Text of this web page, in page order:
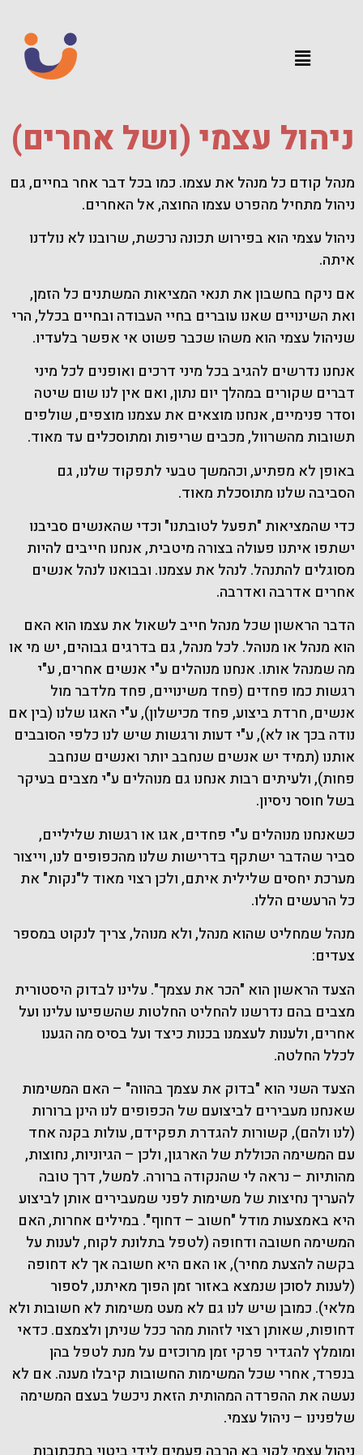
ניהול עצמי (ושל אחרים)
מנהל קודם כל מנהל את עצמו. כמו בכל דבר אחר בחיים, גם
ניהול מתחיל מהפרט עצמו החוצה, אל האחרים.
ניהול עצמי הוא בפירוש תכונה נרכשת, שרובנו לא נולדנו
איתה.
אם ניקח בחשבון את תנאי המציאות המשתנים כל הזמן,
ואת השינויים שאנו עוברים בחיי העבודה ובחיים בכלל, הרי
שניהול עצמי הוא משהו שכבר פשוט אי אפשר בלעדיו.
אנחנו נדרשים להגיב בכל מיני דרכים ואופנים לכל מיני
דברים שקורים במהלך יום נתון, ואם אין לנו שום שיטה
וסדר פנימיים, אנחנו מוצאים את עצמנו מוצפים, שולפים
תשובות מהשרוול, מכבים שריפות ומתוסכלים עד מאוד.
באופן לא מפתיע, וכהמשך טבעי לתפקוד שלנו, גם
הסביבה שלנו מתוסכלת מאוד.
כדי שהמציאות "תפעל לטובתנו" וכדי שהאנשים סביבנו
ישתפו איתנו פעולה בצורה מיטבית, אנחנו חייבים להיות
מסוגלים להתנהל. לנהל את עצמנו. ובבואנו לנהל אנשים
אחרים אדרבה ואדרבה.
הדבר הראשון שכל מנהל חייב לשאול את עצמו הוא האם
הוא מנהל או מנוהל. לכל מנהל, גם בדרגים גבוהים, יש מי או
מה שמנהל אותו. אנחנו מנוהלים ע"י אנשים אחרים, ע"י
רגשות כמו פחדים (פחד משינויים, פחד מלדבר מול
אנשים, חרדת ביצוע, פחד מכישלון), ע"י האגו שלנו (בין אם
נודה בכך או לא), ע"י דעות ורגשות שיש לנו כלפי הסובבים
אותנו (תמיד יש אנשים שנחבב יותר ואנשים שנחבב
פחות), ולעיתים רבות אנחנו גם מנוהלים ע"י מצבים בעיקר
בשל חוסר ניסיון.
כשאנחנו מנוהלים ע"י פחדים, אגו או רגשות שליליים,
סביר שהדבר ישתקף בדרישות שלנו מהכפופים לנו, וייצור
מערכת יחסים שלילית איתם, ולכן רצוי מאוד ל"נקות" את
כל הרעשים הללו.
מנהל שמחליט שהוא מנהל, ולא מנוהל, צריך לנקוט במספר
צעדים:
הצעד הראשון הוא "הכר את עצמך". עלינו לבדוק היסטורית
מצבים בהם נדרשנו להחליט החלטות שהשפיעו עלינו ועל
אחרים, ולענות לעצמנו בכנות כיצד ועל בסיס מה הגענו
לכלל החלטה.
הצעד השני הוא "בדוק את עצמך בהווה" – האם המשימות
שאנחנו מעבירים לביצועם של הכפופים לנו הינן ברורות
(לנו ולהם), קשורות להגדרת תפקידם, עולות בקנה אחד
עם המשימה הכוללת של הארגון, ולכן – הגיוניות, נחוצות,
מהותיות – נראה לי שהנקודה ברורה. למשל, דרך טובה
להעריך נחיצות של משימות לפני שמעבירים אותן לביצוע
היא באמצעות מודל "חשוב – דחוף". במילים אחרות, האם
המשימה חשובה ודחופה (לטפל בתלונת לקוח, לענות על
בקשה להצעת מחיר), או האם היא חשובה אך לא דחופה
(לענות לסוכן שנמצא באזור זמן הפוך מאיתנו, לספור
מלאי). כמובן שיש לנו גם לא מעט משימות לא חשובות ולא
דחופות, שאותן רצוי לזהות מהר ככל שניתן ולצמצם. כדאי
ומומלץ להגדיר פרקי זמן מרוכזים על מנת לטפל בהן
בנפרד, אחרי שכל המשימות החשובות קיבלו מענה. אם לא
נעשה את ההפרדה המהותית הזאת ניכשל בעצם המשימה
שלפנינו – ניהול עצמי.